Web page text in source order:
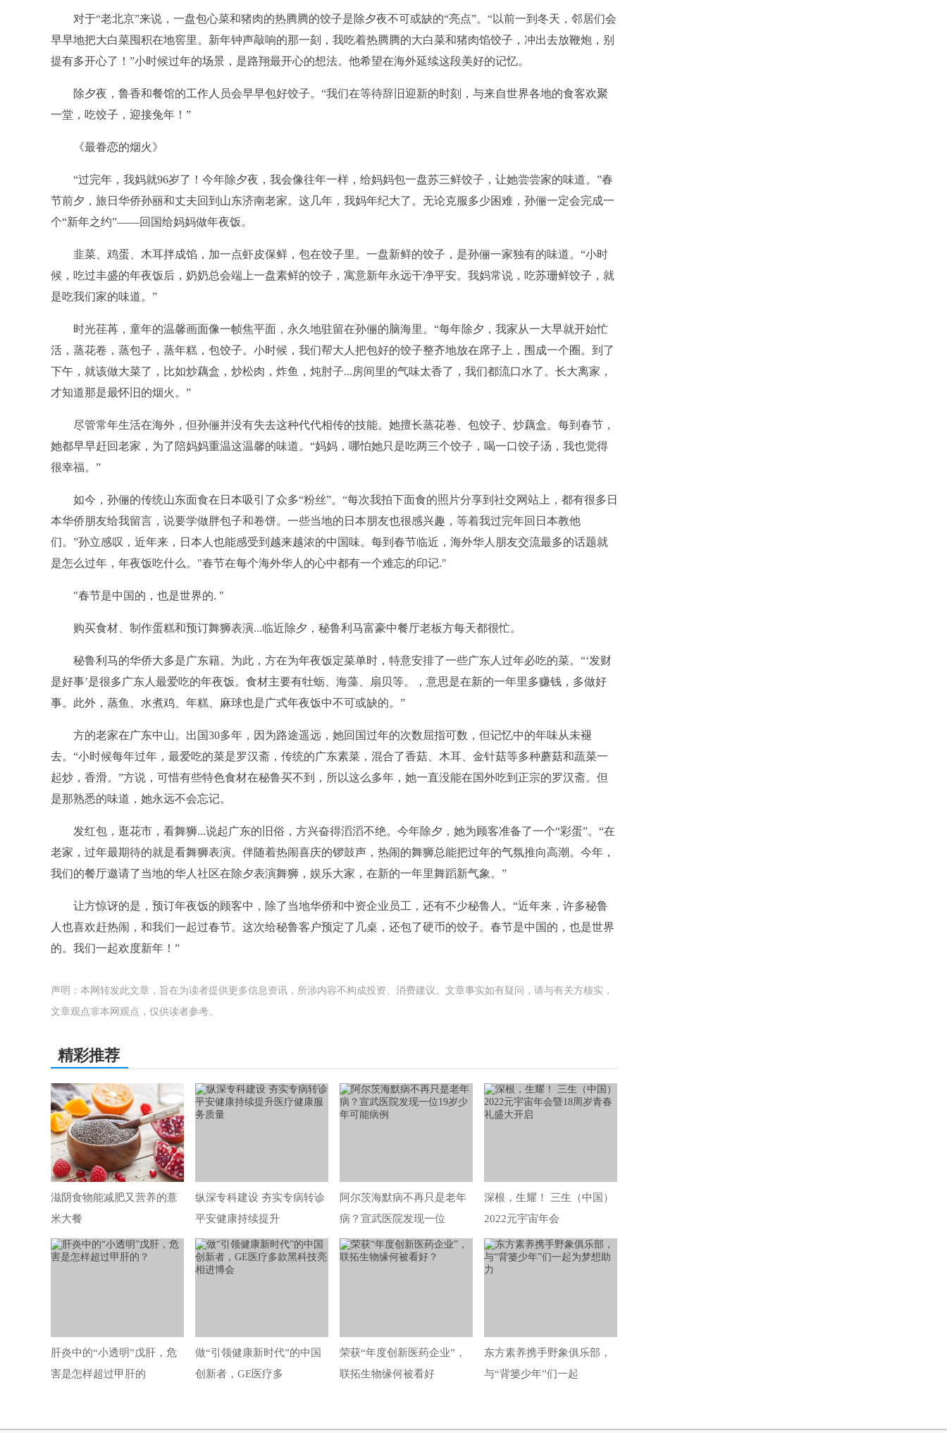
对于“老北京”来说，一盘包心菜和猪肉的热腾腾的饺子是除夕夜不可或缺的“亮点”。“以前一到冬天，邻居们会
早早地把大白菜囤积在地窖里。新年钟声敲响的那一刻，我吃着热腾腾的大白菜和猪肉馅饺子，冲出去放鞭炮，别
提有多开心了！”小时候过年的场景，是路翔最开心的想法。他希望在海外延续这段美好的记忆。
除夕夜，鲁香和餐馆的工作人员会早早包好饺子。“我们在等待辞旧迎新的时刻，与来自世界各地的食客欢聚
一堂，吃饺子，迎接兔年！”
《最眷恋的烟火》
“过完年，我妈就96岁了！今年除夕夜，我会像往年一样，给妈妈包一盘苏三鲜饺子，让她尝尝家的味道。”春
节前夕，旅日华侨孙丽和丈夫回到山东济南老家。这几年，我妈年纪大了。无论克服多少困难，孙俪一定会完成一
个“新年之约”——回国给妈妈做年夜饭。
韭菜、鸡蛋、木耳拌成馅，加一点虾皮保鲜，包在饺子里。一盘新鲜的饺子，是孙俪一家独有的味道。“小时
候，吃过丰盛的年夜饭后，奶奶总会端上一盘素鲜的饺子，寓意新年永远干净平安。我妈常说，吃苏珊鲜饺子，就
是吃我们家的味道。”
时光荏苒，童年的温馨画面像一帧焦平面，永久地驻留在孙俪的脑海里。“每年除夕，我家从一大早就开始忙
活，蒸花卷，蒸包子，蒸年糕，包饺子。小时候，我们帮大人把包好的饺子整齐地放在席子上，围成一个圈。到了
下午，就该做大菜了，比如炒藕盒，炒松肉，炸鱼，炖肘子...房间里的气味太香了，我们都流口水了。长大离家，
才知道那是最怀旧的烟火。”
尽管常年生活在海外，但孙俪并没有失去这种代代相传的技能。她擅长蒸花卷、包饺子、炒藕盒。每到春节，
她都早早赶回老家，为了陪妈妈重温这温馨的味道。“妈妈，哪怕她只是吃两三个饺子，喝一口饺子汤，我也觉得
很幸福。”
如今，孙俪的传统山东面食在日本吸引了众多“粉丝”。“每次我拍下面食的照片分享到社交网站上，都有很多日
本华侨朋友给我留言，说要学做胖包子和卷饼。一些当地的日本朋友也很感兴趣，等着我过完年回日本教他
们。”孙立感叹，近年来，日本人也能感受到越来越浓的中国味。每到春节临近，海外华人朋友交流最多的话题就
是怎么过年，年夜饭吃什么。"春节在每个海外华人的心中都有一个难忘的印记."
"春节是中国的，也是世界的. "
购买食材、制作蛋糕和预订舞狮表演...临近除夕，秘鲁利马富豪中餐厅老板方每天都很忙。
秘鲁利马的华侨大多是广东籍。为此，方在为年夜饭定菜单时，特意安排了一些广东人过年必吃的菜。“‘发财
是好事’是很多广东人最爱吃的年夜饭。食材主要有牡蛎、海藻、扇贝等。，意思是在新的一年里多赚钱，多做好
事。此外，蒸鱼、水煮鸡、年糕、麻球也是广式年夜饭中不可或缺的。”
方的老家在广东中山。出国30多年，因为路途遥远，她回国过年的次数屈指可数，但记忆中的年味从未褪
去。“小时候每年过年，最爱吃的菜是罗汉斋，传统的广东素菜，混合了香菇、木耳、金针菇等多种蘑菇和蔬菜一
起炒，香滑。”方说，可惜有些特色食材在秘鲁买不到，所以这么多年，她一直没能在国外吃到正宗的罗汉斋。但
是那熟悉的味道，她永远不会忘记。
发红包，逛花市，看舞狮...说起广东的旧俗，方兴奋得滔滔不绝。今年除夕，她为顾客准备了一个“彩蛋”。“在
老家，过年最期待的就是看舞狮表演。伴随着热闹喜庆的锣鼓声，热闹的舞狮总能把过年的气氛推向高潮。今年，
我们的餐厅邀请了当地的华人社区在除夕表演舞狮，娱乐大家，在新的一年里舞蹈新气象。”
让方惊讶的是，预订年夜饭的顾客中，除了当地华侨和中资企业员工，还有不少秘鲁人。“近年来，许多秘鲁
人也喜欢赶热闹，和我们一起过春节。这次给秘鲁客户预定了几桌，还包了硬币的饺子。春节是中国的，也是世界
的。我们一起欢度新年！”
声明：本网转发此文章，旨在为读者提供更多信息资讯，所涉内容不构成投资、消费建议。文章事实如有疑问，请与有关方核实，
文章观点非本网观点，仅供读者参考。
精彩推荐
滋阴食物能减肥又营养的薏
米大餐
纵深专科建设 夯实专病转诊
平安健康持续提升
阿尔茨海默病不再只是老年
病？宣武医院发现一位
深根，生耀！ 三生（中国）
2022元宇宙年会
肝炎中的“小透明”戊肝，危
害是怎样超过甲肝的
做“引领健康新时代”的中国
创新者，GE医疗多
荣获“年度创新医药企业”，
联拓生物缘何被看好
东方素养携手野象俱乐部，
与“背篓少年”们一起